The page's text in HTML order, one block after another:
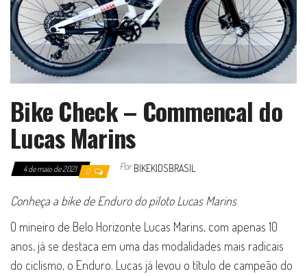
Bike Check – Commencal do
Lucas Marins
4 de maio de 2021 0 Por BIKEKIDSBRASIL
Conheça a bike de Enduro do piloto Lucas Marins
O mineiro de Belo Horizonte Lucas Marins, com apenas 10
anos, já se destaca em uma das modalidades mais radicais
do ciclismo, o Enduro. Lucas já levou o título de campeão do